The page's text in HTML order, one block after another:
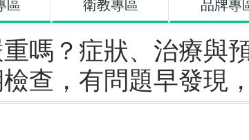
區 衛教專區 品牌專
嗎？症狀、治療與
查，有問題早發現